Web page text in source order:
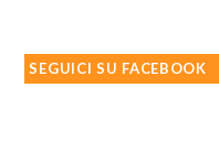
SEGUICI SU FACEBOOK